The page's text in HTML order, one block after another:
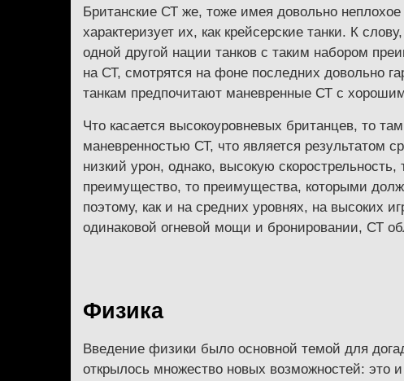
Британские СТ же, тоже имея довольно
характеризует их, как крейсерские танки. К
одной другой нации танков с таким набором
на СТ, смотрятся на фоне последних довольно
танкам предпочитают маневренные СТ с
Что касается высокоуровневых британцев, то
маневренностью СТ, что является результатом
низкий урон, однако, высокую
преимущество, то преимущества, которыми
поэтому, как и на средних уровнях, на высоких
одинаковой огневой мощи и бронировании, СТ
Физика
Введение физики было основной темой для
открылось множество новых возможностей: это